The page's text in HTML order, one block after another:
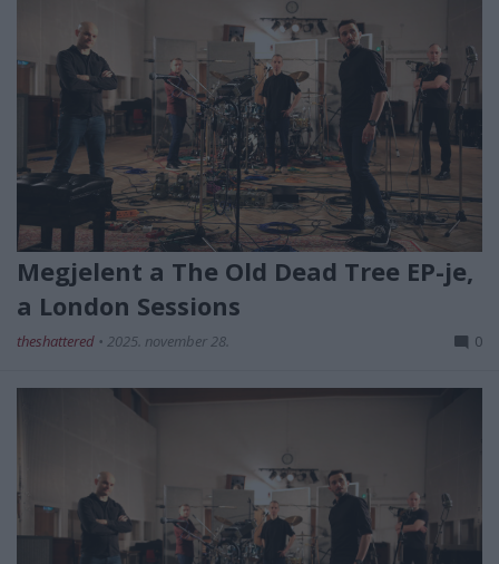
Megjelent a The Old Dead Tree EP-je,
a London Sessions
theshattered • 2025. november 28. 0